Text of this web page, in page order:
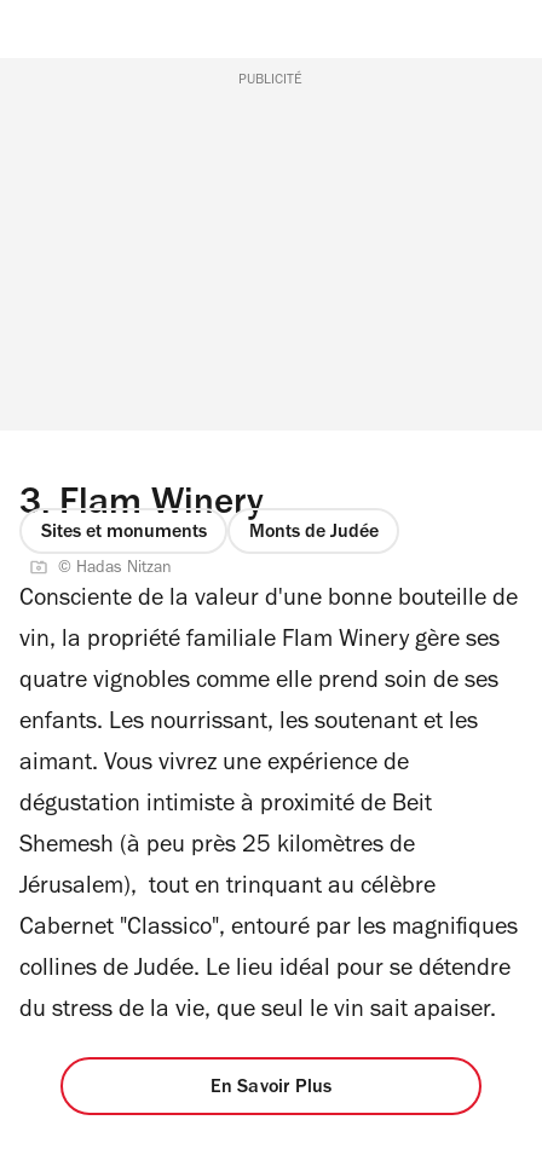
PUBLICITÉ
3. Flam Winery
Sites et monuments Monts de Judée
© Hadas Nitzan
Consciente de la valeur d'une bonne bouteille de
vin, la propriété familiale Flam Winery gère ses
quatre vignobles comme elle prend soin de ses
enfants. Les nourrissant, les soutenant et les
aimant. Vous vivrez une expérience de
dégustation intimiste à proximité de Beit
Shemesh (à peu près 25 kilomètres de
Jérusalem), tout en trinquant au célèbre
Cabernet "Classico", entouré par les magnifiques
collines de Judée. Le lieu idéal pour se détendre
du stress de la vie, que seul le vin sait apaiser.
En Savoir Plus